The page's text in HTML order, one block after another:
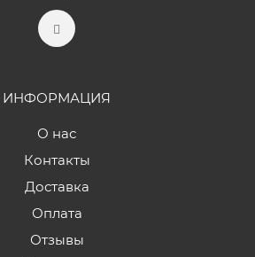
ИНФОРМАЦИЯ
О нас
Контакты
Доставка
Оплата
Отзывы